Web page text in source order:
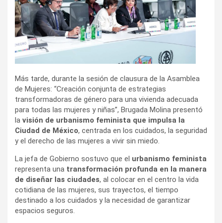
Más tarde, durante la sesión de clausura de la Asamblea
de Mujeres: “Creación conjunta de estrategias
transformadoras de género para una vivienda adecuada
para todas las mujeres y niñas”, Brugada Molina presentó
la visión de urbanismo feminista que impulsa la
Ciudad de México, centrada en los cuidados, la seguridad
y el derecho de las mujeres a vivir sin miedo.
La jefa de Gobierno sostuvo que el urbanismo feminista
representa una transformación profunda en la manera
de diseñar las ciudades, al colocar en el centro la vida
cotidiana de las mujeres, sus trayectos, el tiempo
destinado a los cuidados y la necesidad de garantizar
espacios seguros.